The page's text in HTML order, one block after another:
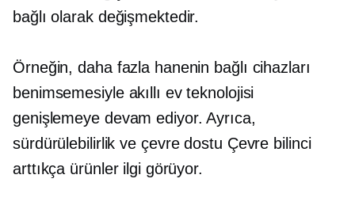
bağlı olarak değişmektedir.
Örneğin, daha fazla hanenin bağlı cihazları
benimsemesiyle akıllı ev teknolojisi
genişlemeye devam ediyor. Ayrıca,
sürdürülebilirlik ve çevre dostu Çevre bilinci
arttıkça ürünler ilgi görüyor.